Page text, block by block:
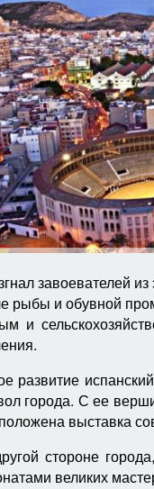
завоевателей
рыбы и обувной
и
города. С ее
выставка
стороне
великих